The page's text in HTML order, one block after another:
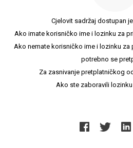
Cjelovit sadržaj dostupan
Ako imate korisničko ime i lozinku za
Ako nemate korisničko ime i lozinku za
potrebno se
Za zasnivanje pretplatničkog
Ako ste zaboravili lozinku